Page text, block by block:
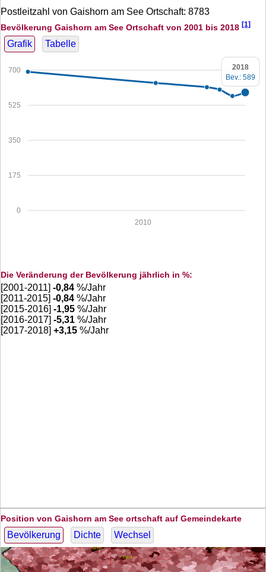
Postleitzahl von Gaishorn am See Ortschaft: 8783
Bevölkerung Gaishorn am See Ortschaft von 2001 bis 2018 [1]
Grafik Tabelle
0
175
350
525
700
2010
2018
Bev.: 589
Die Veränderung der Bevölkerung jährlich in %:
[2001-2011] -0,84 %/Jahr
[2011-2015] -0,84 %/Jahr
[2015-2016] -1,95 %/Jahr
[2016-2017] -5,31 %/Jahr
[2017-2018] +3,15 %/Jahr
Position von Gaishorn am See ortschaft auf Gemeindekarte
Bevölkerung Dichte Wechsel